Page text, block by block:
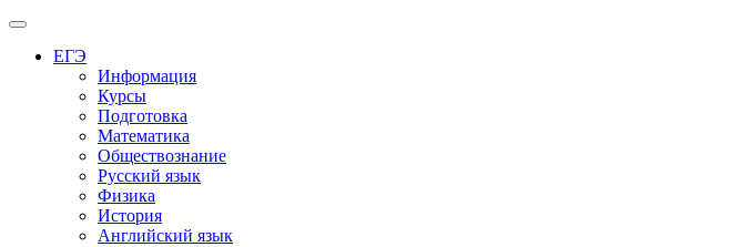
Меню
ЕГЭ
Информация
Курсы
Подготовка
Математика
Обществознание
Русский язык
Физика
История
Английский язык